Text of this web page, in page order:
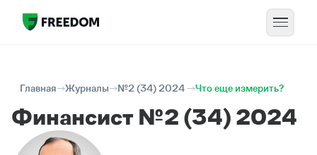
Главная Журналы №2 (34) 2024 Что еще измерить?
Финансист №2 (34) 2024